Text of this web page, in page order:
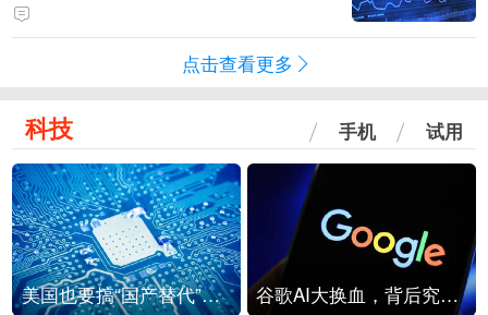
点击查看更多
科技 手机 试用
美国也要搞“国产替代”？先算清三笔账 谷歌AI大换血，背后究竟发生了什么？